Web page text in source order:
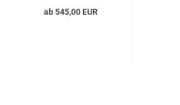
ab 545,00 EUR